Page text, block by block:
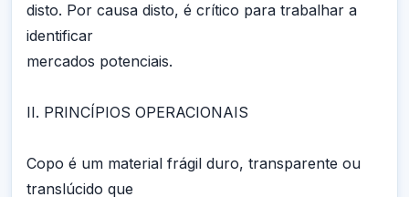
disto. Por causa disto, é crítico para trabalhar a
identificar
mercados potenciais.
II. PRINCÍPIOS OPERACIONAIS
Copo é um material frágil duro, transparente ou
translúcido que